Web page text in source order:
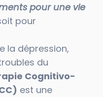
pour une vie
pour
la dépression,
du
Cognitivo-
est une